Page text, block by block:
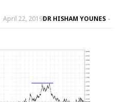
DR HISHAM YOUNES
April 22, 2019